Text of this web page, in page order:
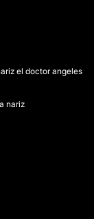
el doctor angeles
nariz